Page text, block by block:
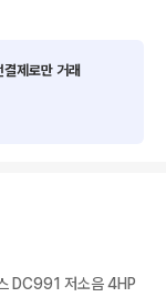
제로만 거래
DC991 저소음 4HP